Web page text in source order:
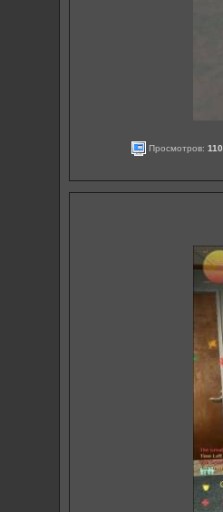
Просмотров: